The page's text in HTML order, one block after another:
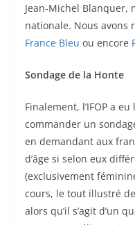
Jean-Michel Blanquer,
nationale. Nous avons
France Bleu ou encore
Sondage de la Honte
Finalement, l’IFOP a
commander un
en demandant aux
d’âge si selon eux
(exclusivement
cours, le tout illustré
alors qu’il s’agit d’un